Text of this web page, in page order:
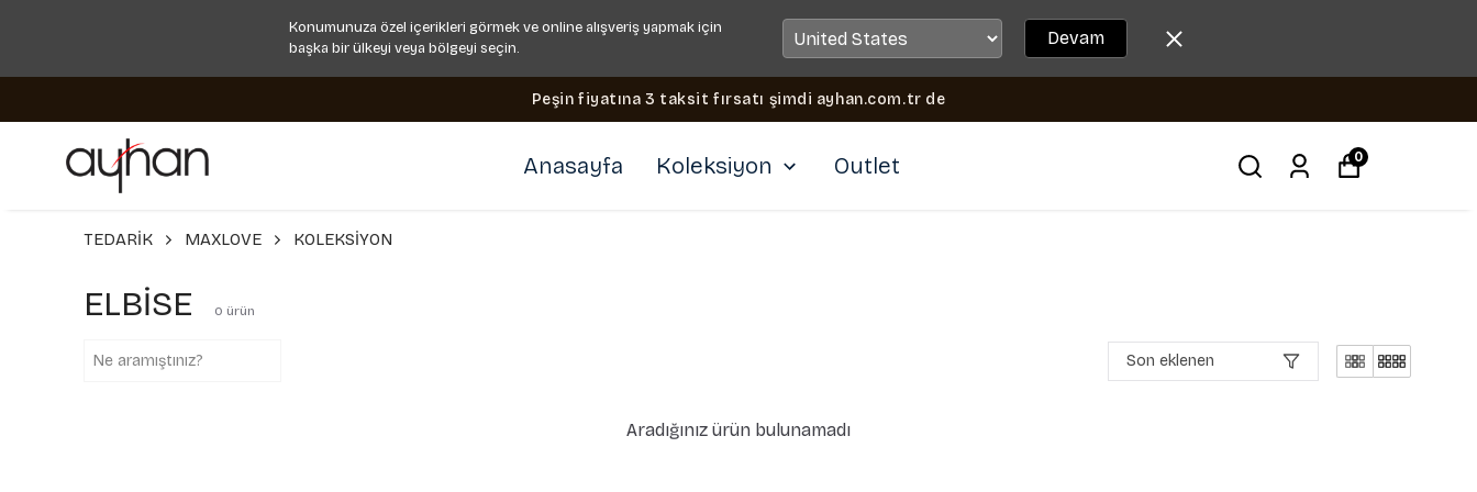
Konumunuza özel içerikleri görmek ve online alışveriş yapmak için
başka bir ülkeyi veya bölgeyi seçin.
Devam
Peşin fiyatına 3 taksit fırsatı şimdi ayhan.com.tr de
Anasayfa Koleksiyon Outlet 0
TEDARİK MAXLOVE KOLEKSİYON
ELBİSE 0 ürün
Son eklenen
Aradığınız ürün bulunamadı